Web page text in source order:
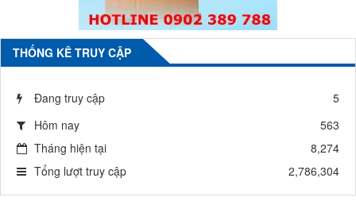
THỐNG KÊ TRUY CẬP
Đang truy cập
5
Hôm nay
563
Tháng hiện tại
8,274
Tổng lượt truy cập
2,786,304